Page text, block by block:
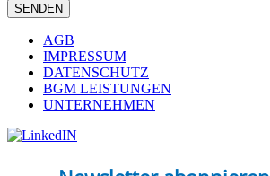
AGB
IMPRESSUM
DATENSCHUTZ
BGM LEISTUNGEN
UNTERNEHMEN